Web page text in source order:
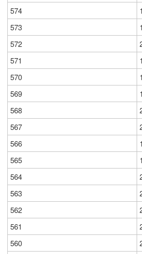
574
573
572
571
570
569
568
567
566
565
564
563
562
561
560